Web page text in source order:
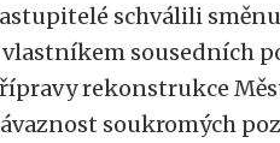
schválili
vlastníkem sousedních
rekonstrukce
soukromých